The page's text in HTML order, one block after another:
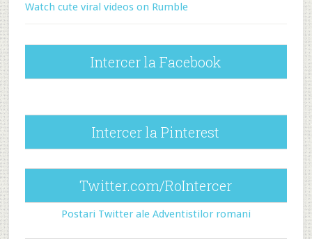
Watch cute viral videos on Rumble
Intercer la Facebook
Intercer la Pinterest
Twitter.com/RoIntercer
Postari Twitter ale Adventistilor romani